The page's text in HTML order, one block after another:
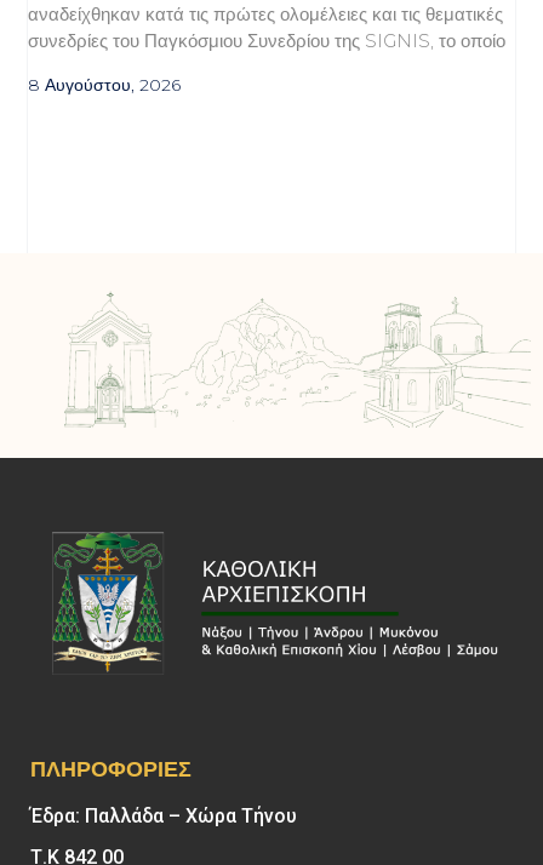
αναδείχθηκαν κατά τις πρώτες ολομέλειες και τις θεματικές
συνεδρίες του Παγκόσμιου Συνεδρίου της SIGNIS, το οποίο
8 Αυγούστου, 2026
ΠΛΗΡΟΦΟΡΊΕΣ
Έδρα: Παλλάδα – Χώρα Τήνου
Τ.Κ 842 00